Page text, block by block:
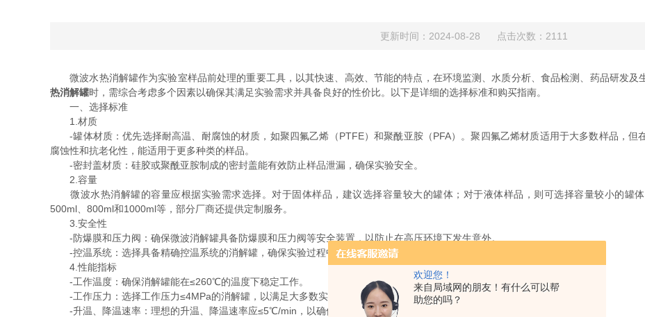
欢迎您！
来自局域网的朋友！有什么可以帮
助您的吗？
更新时间：2024-08-28 点击次数：2111
微波水热消解罐作为实验室样品前处理的重要工具，以其快速、高效、节能的特点，在环境监测、水质分析、食品检测、药品研发及
热消解罐时，需综合考虑多个因素以确保其满足实验需求并具备良好的性价比。以下是详细的选择标准和购买指南。
一、选择标准
1.材质
-罐体材质：优先选择耐高温、耐腐蚀的材质，如聚四氟乙烯（PTFE）和聚酰亚胺（PFA）。聚四氟乙烯材质适用于大多数样品，但
腐蚀性和抗老化性，能适用于更多种类的样品。
-密封盖材质：硅胶或聚酰亚胺制成的密封盖能有效防止样品泄漏，确保实验安全。
2.容量
微波水热消解罐的容量应根据实验需求选择。对于固体样品，建议选择容量较大的罐体；对于液体样品，则可选择容量较小的罐体
500ml、800ml和1000ml等，部分厂商还提供定制服务。
3.安全性
-防爆膜和压力阀：确保微波消解罐具备防爆膜和压力阀等安全装置，以防止在高压环境下发生意外。
-控温系统：选择具备精确控温系统的消解罐，确保实验过程中的温度控制精确无误。
4.性能指标
-工作温度：确保消解罐能在≤260℃的温度下稳定工作。
-工作压力：选择工作压力≤4MPa的消解罐，以满足大多数实验需求。
-升温、降温速率：理想的升温、降温速率应≤5℃/min，以确保实验过程的平稳进行。